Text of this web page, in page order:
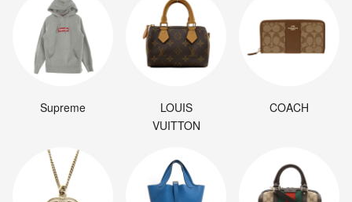
Supreme
LOUIS
VUITTON
COACH